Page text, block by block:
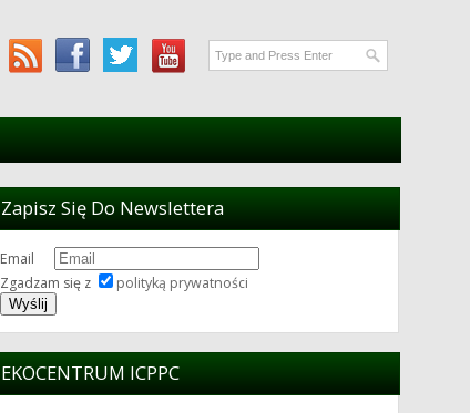
Zapisz Się Do Newslettera
Email
Zgadzam się z
polityką prywatności
EKOCENTRUM ICPPC